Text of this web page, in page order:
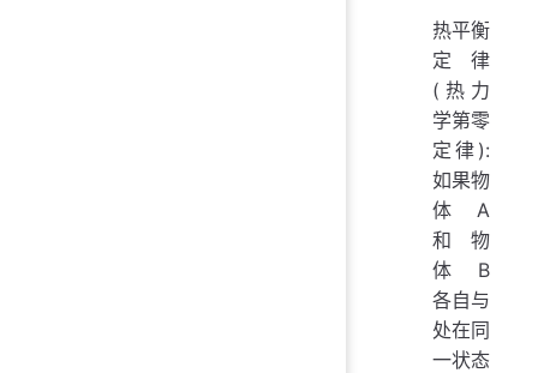
热平衡
定律
(热力
学第零
定律):
如果物
体 A
和 物
体 B
各自与
处在同
一状态